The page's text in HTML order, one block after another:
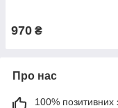
970 ₴
Про нас
100% позитивних